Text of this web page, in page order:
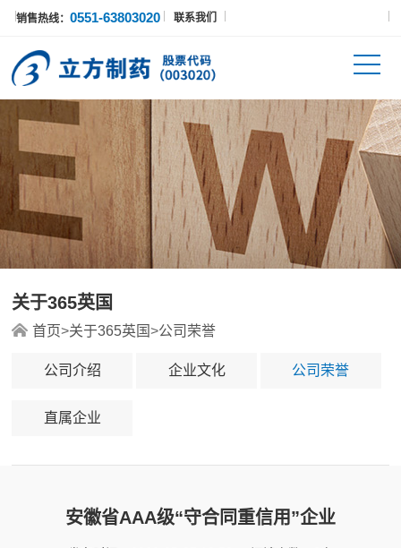
销售热线：0551-63803020 联系我们
关于365英国
首页>关于365英国>公司荣誉
公司介绍 企业文化 公司荣誉
直属企业
安徽省AAA级“守合同重信用”企业